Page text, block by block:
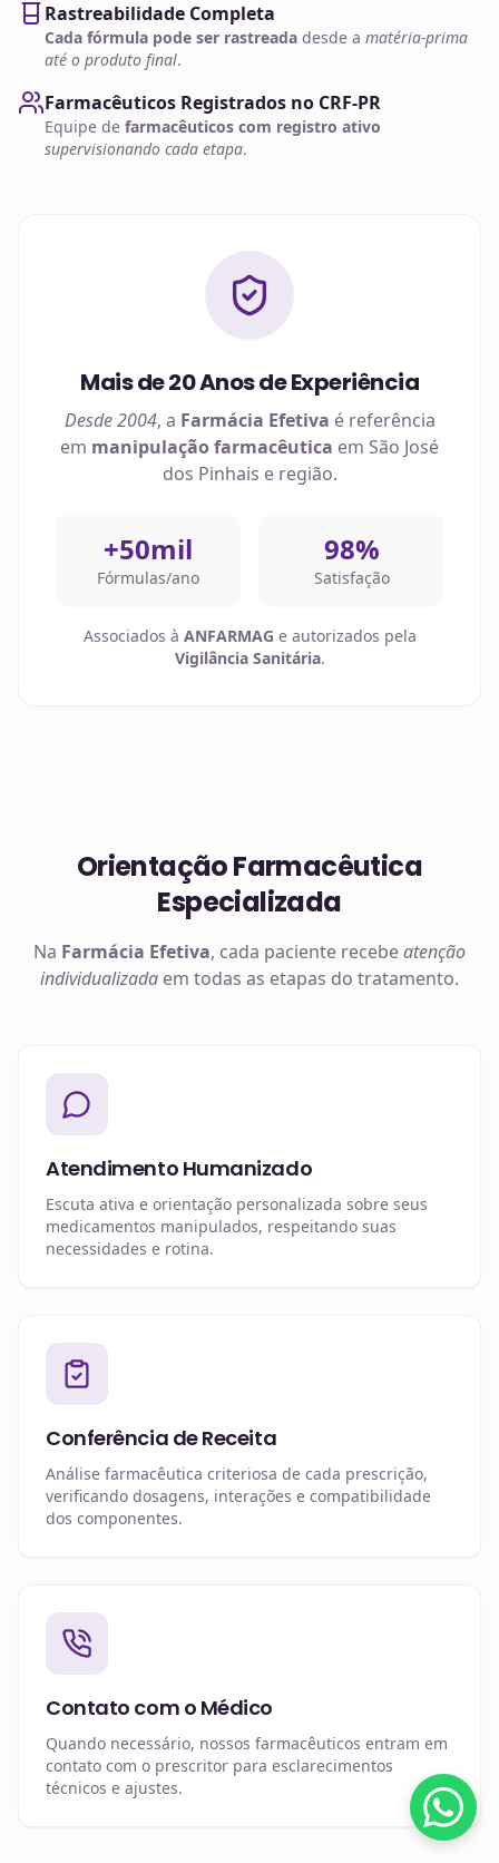
Rastreabilidade Completa
Cada fórmula pode ser rastreada desde a matéria-prima
até o produto final.
Farmacêuticos Registrados no CRF-PR
Equipe de farmacêuticos com registro ativo
supervisionando cada etapa.
Mais de 20 Anos de Experiência
Desde 2004, a Farmácia Efetiva é referência
em manipulação farmacêutica em São José
dos Pinhais e região.
+50mil
Fórmulas/ano
98%
Satisfação
Associados à ANFARMAG e autorizados pela
Vigilância Sanitária.
Orientação Farmacêutica
Especializada
Na Farmácia Efetiva, cada paciente recebeatenção
individualizada em todas as etapas do tratamento.
Atendimento Humanizado
Escuta ativa e orientação personalizada sobre seus
medicamentos manipulados, respeitando suas
necessidades e rotina.
Conferência de Receita
Análise farmacêutica criteriosa de cada prescrição,
verificando dosagens, interações e compatibilidade
dos componentes.
Contato com o Médico
Quando necessário, nossos farmacêuticos entram em
contato com o prescritor para esclarecimentos
técnicos e ajustes.